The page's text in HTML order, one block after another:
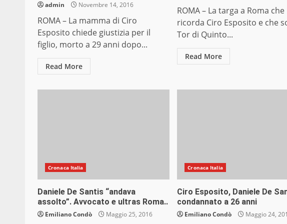
admin Novembre 14, 2016
ROMA – La mamma di Ciro
Esposito chiede giustizia per il
figlio, morto a 29 anni dopo...
Read More
ROMA – La targa a Roma che
ricorda Ciro Esposito e che
Tor di Quinto...
Read More
Cronaca Italia
Daniele De Santis “andava
assolto”. Avvocato e ultras Roma..
Emiliano Condò Maggio 25, 2016
Cronaca Italia
Ciro Esposito, Daniele De
condannato a 26 anni
Emiliano Condò Maggio 24,